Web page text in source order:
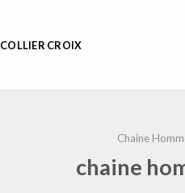
COLLIER CROIX
Chaine
chaine